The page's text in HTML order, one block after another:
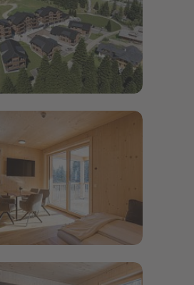
Bildergalerie öffnen
Bildergalerie öffnen